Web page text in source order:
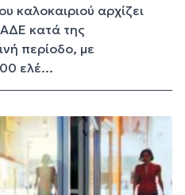
καλοκαιριού αρχίζει
κατά της
περίοδο, με
ελέ...